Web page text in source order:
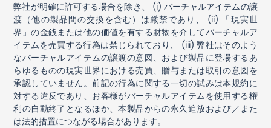
弊社が明確に許可する場合を除き、
(i) バーチャルアイテムの譲
渡（他の製品間の交換を含む）は厳禁であり、
(ii)
「現実世
界」の金銭または他の価値を有する財物を介してバーチャルア
イテムを売買する行為は禁じられており、
(iii)弊社はそのよう
なバーチャルアイテムの譲渡の意図、および製品に登場するあ
らゆるものの現実世界における売買、贈与または取引の意図を
承認していません。前記の行為に関する一切の試みは本規約に
対する違反であり、お客様がバーチャルアイテムを使用する権
利の自動終了となるほか、本製品からの永久追放および／また
は法的措置につながる場合があります。